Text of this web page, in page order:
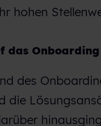
hohen
das
des
die